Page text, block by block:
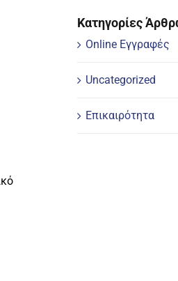
Κατηγορίες
Online Εγγραφές
Uncategorized
Επικαιρότητα